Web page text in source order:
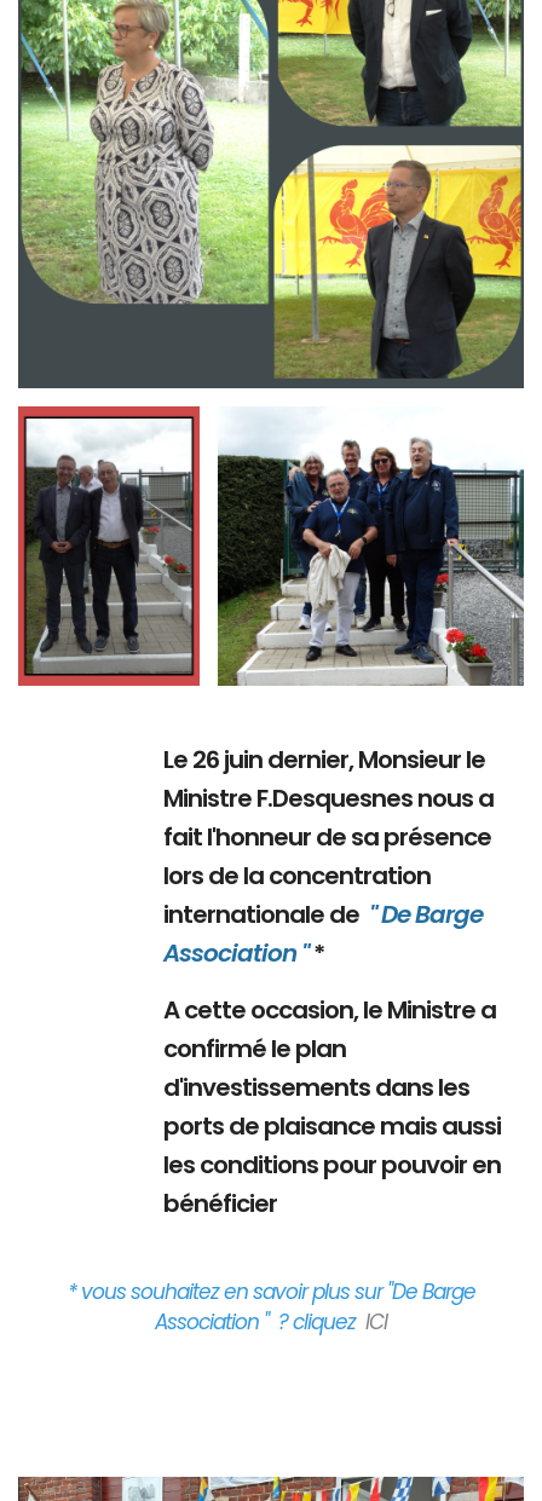
Branding
ARMCHAIR ARMCHAIR
Le 26 juin dernier, Monsieur le
Ministre F.Desquesnes nous a
fait l'honneur de sa présence
lors de la concentration
internationale de " De Barge
Association "*
A cette occasion, le Ministre a
confirmé le plan
d'investissements dans les
ports de plaisance mais aussi
les conditions pour pouvoir en
bénéficier
* vous souhaitez en savoir plus sur "De Barge
Association " ? cliquez ICI
Branding